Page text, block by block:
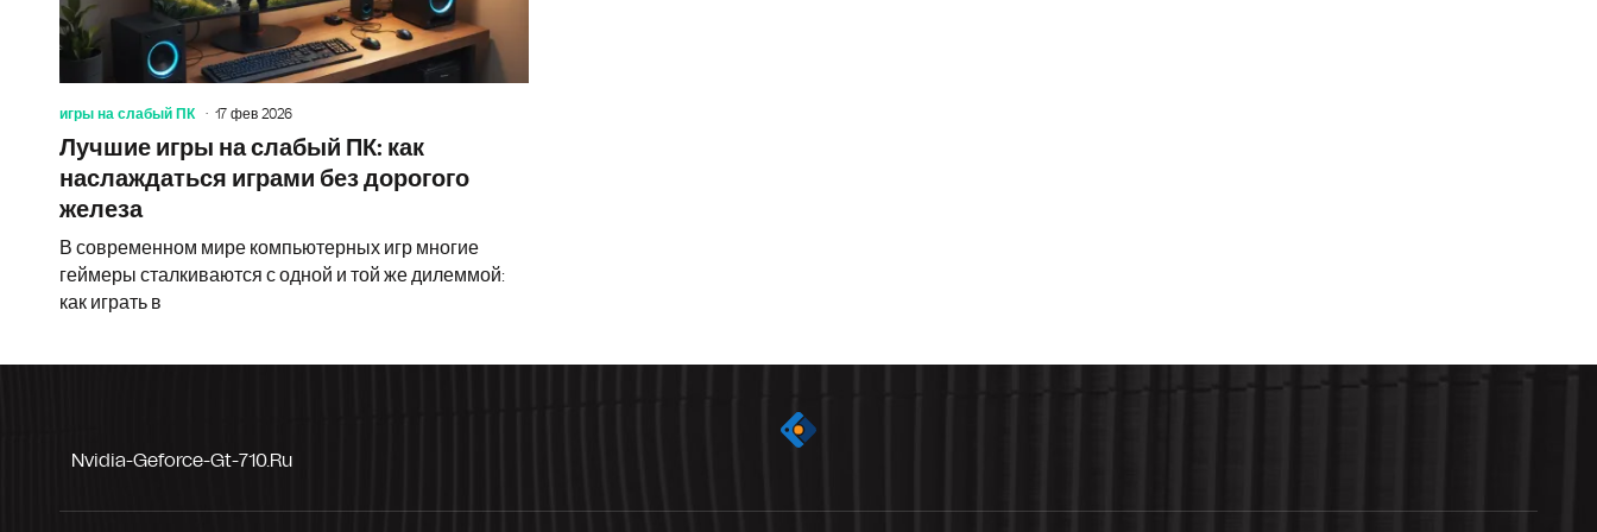
игры на слабый ПК 17 фев 2026
Лучшие игры на слабый ПК: как
наслаждаться играми без дорогого
железа
В современном мире компьютерных игр многие
геймеры сталкиваются с одной и той же дилеммой:
как играть в
Nvidia-Geforce-Gt-710.ru